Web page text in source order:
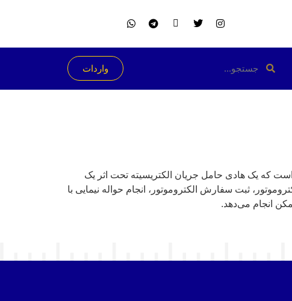
واردات
که یک هادی حامل جریان الکتریسیته تحت اثر یک
ثبت سفارش الکتروموتور، انجام حواله نیمایی با
انجام می‌دهد.